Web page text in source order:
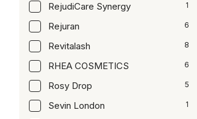
RejudiCare Synergy 1
Rejuran 6
Revitalash 8
RHEA COSMETICS 6
Rosy Drop 5
Sevin London 1